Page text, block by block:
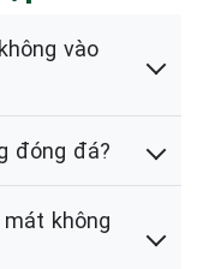
vào
đóng đá?
không